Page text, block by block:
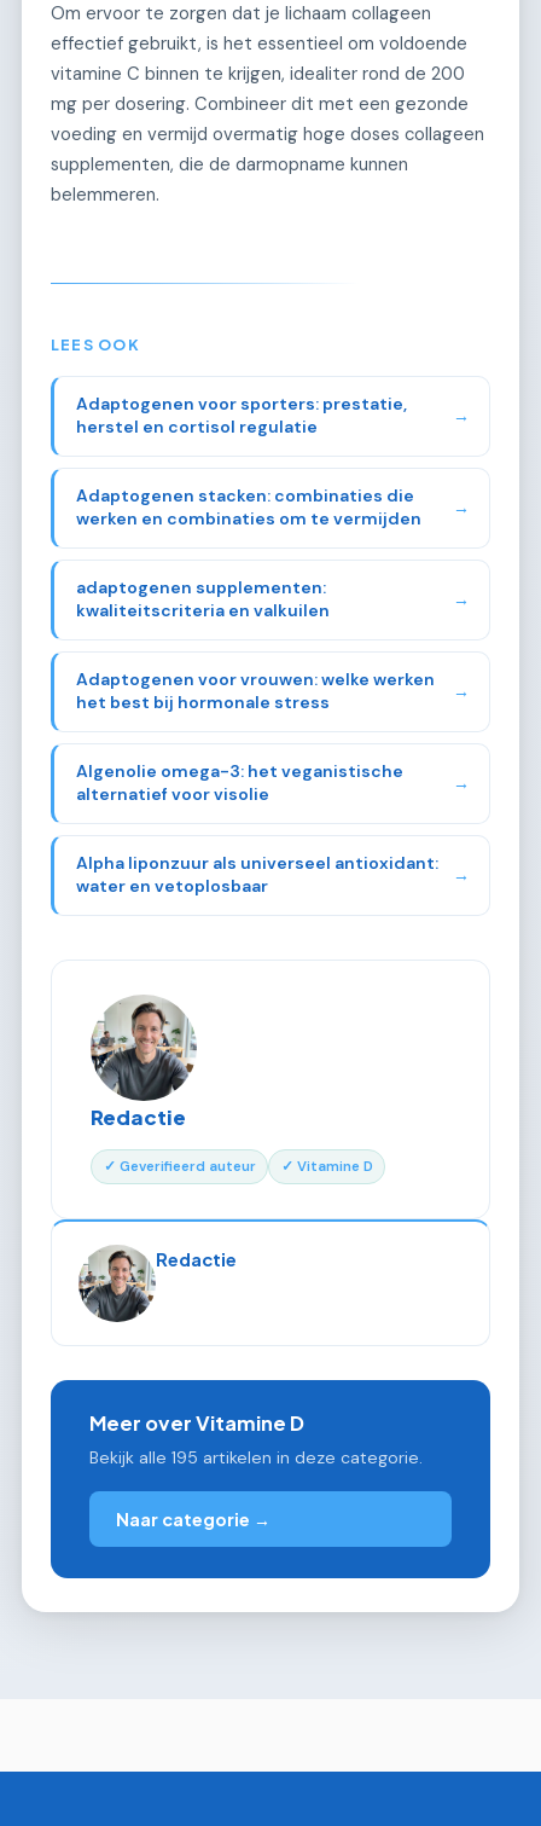
Om ervoor te zorgen dat je lichaam collageen
effectief gebruikt, is het essentieel om voldoende
vitamine C binnen te krijgen, idealiter rond de 200
mg per dosering. Combineer dit met een gezonde
voeding en vermijd overmatig hoge doses collageen
supplementen, die de darmopname kunnen
belemmeren.
LEES OOK
Adaptogenen voor sporters: prestatie,
herstel en cortisol regulatie
→
Adaptogenen stacken: combinaties die
werken en combinaties om te vermijden
→
adaptogenen supplementen:
kwaliteitscriteria en valkuilen
→
Adaptogenen voor vrouwen: welke werken
het best bij hormonale stress
→
Algenolie omega-3: het veganistische
alternatief voor visolie
→
Alpha liponzuur als universeel antioxidant:
water en vetoplosbaar
→
Redactie
✓ Geverifieerd auteur ✓ Vitamine D
Redactie
Meer over Vitamine D
Bekijk alle 195 artikelen in deze categorie.
Naar categorie →